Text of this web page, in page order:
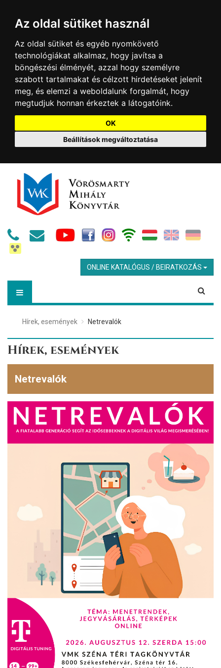
Az oldal sütiket használ
Az oldal sütiket és egyéb nyomkövető
technológiákat alkalmaz, hogy javítsa a
böngészési élményét, azzal hogy személyre
szabott tartalmakat és célzott hirdetéseket jelenít
meg, és elemzi a weboldalunk forgalmát, hogy
megtudjuk honnan érkeztek a látogatóink.
OK
Beállítások megváltoztatása
ONLINE KATALÓGUS / BEIRATKOZÁS
Hírek, események Netrevalók
Hírek, események
Netrevalók